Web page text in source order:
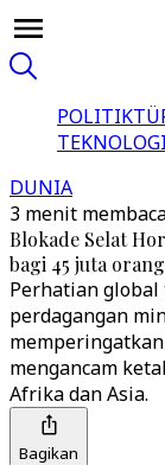
POLITIK
TEKNOLOGI
DUNIA
3 menit
Blokade Selat
bagi 45 juta
Perhatian
perdagangan
mengancam
Afrika dan Asia.
Bagikan